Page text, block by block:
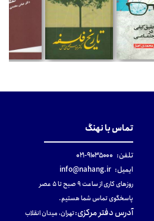
تماس با نهنگ
تلفن: ۹۱۰۳۵۰۰۰-۰۲۱
ایمیل: info@nahang.ir
روزهای کاری از ساعت ۹ صبح تا ۵ عصر
پاسخگوی تماس شما هستیم.
آدرس دفتر مرکزی:تهران، میدان انقلاب